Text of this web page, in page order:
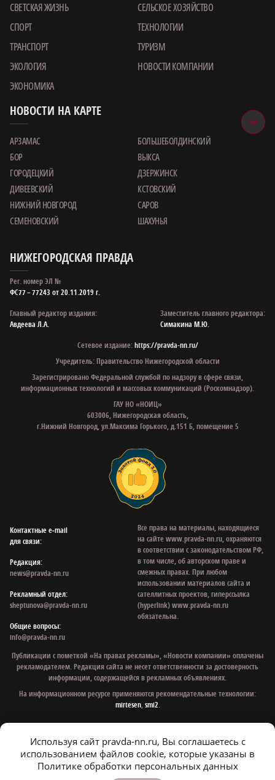
СВЕТСКАЯ ЖИЗНЬ
СЕЛЬСКОЕ ХОЗЯЙСТВО
СПОРТ
ТЕХНОЛОГИИ
ТРАНСПОРТ
ТУРИЗМ
ЭКОЛОГИЯ
НОВОСТИ КОМПАНИИ
ЭКОНОМИКА
НОВОСТИ НА КАРТЕ
АРЗАМАС
БОЛЬШЕБОЛДИНСКИЙ
БОР
ВЫКСА
ГОРОДЕЦКИЙ
ДЗЕРЖИНСК
ДИВЕЕВСКИЙ
КСТОВСКИЙ
НИЖНИЙ НОВГОРОД
САРОВ
СЕМЕНОВСКИЙ
ШАХУНЬЯ
НИЖЕГОРОДСКАЯ ПРАВДА
Рег. номер ЭЛ №
ФС77 – 77243 от 20.11.2019 г.
Главный редактор издания:
Авдеева Л.А.
Заместитель главного редактора:
Симакина М.Ю.
Сетевое издание:https://pravda-nn.ru/
Учредитель: Правительство Нижегородской области
Зарегистрировано Федеральной службой по надзору в сфере связи,
информационных технологий и массовых коммуникаций (Роскомнадзор).
ГАУ НО «НОИЦ»
603006, Нижегородская область,
г.Нижний Новгород, ул.Максима Горького, д.151 Б, помещение 5
Контактные e‑mail
для связи:
Редакция:
news@pravda-nn.ru
Рекламный отдел:
sheptunova@pravda-nn.ru
Общие вопросы:
info@pravda-nn.ru
Все права на материалы, находящиеся
на сайте www.pravda-nn.ru, охраняются
в соответствии с законодательством РФ,
в том числе, об авторском праве и
смежных правах. При любом
использовании материалов сайта и
сателлитных проектов, гиперссылка
(hyperlink) www.pravda-nn.ru
обязательна.
Публикации с пометкой «На правах рекламы», «Новости компании» оплачены
рекламодателем. Редакция сайта не несет ответственности за достоверность
информации, содержащейся в рекламных объявлениях.
На информационном ресурсе применяются рекомендательные технологии:
mirtesen,smi2.
© 1997 - 2026 Газета «Нижегородская правда»
Политика конфиденциальности
Согласие на обработку персональных данных
Используя сайт pravda-nn.ru, Вы соглашаетесь с
использованием файлов cookie, которые указаны в
Политике обработки персональных данных